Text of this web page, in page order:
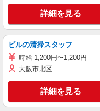
詳細を見る
ビルの清掃スタッフ
時給 1,200円〜1,200円
大阪市北区
詳細を見る